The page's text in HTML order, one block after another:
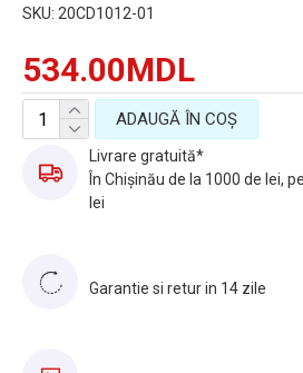
534.00MDL
SKU: 20CD1012-01
ADAUGĂ ÎN COŞ
Livrare gratuită*
În Chișinău de la 1000 de lei,
lei
Garantie si retur in 14 zile